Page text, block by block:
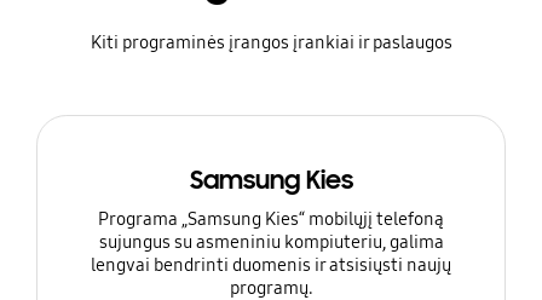
Kiti programinės įrangos įrankiai ir paslaugos
Samsung Kies
Programa „Samsung Kies“ mobilųjį telefoną
sujungus su asmeniniu kompiuteriu, galima
lengvai bendrinti duomenis ir atsisiųsti naujų
programų.